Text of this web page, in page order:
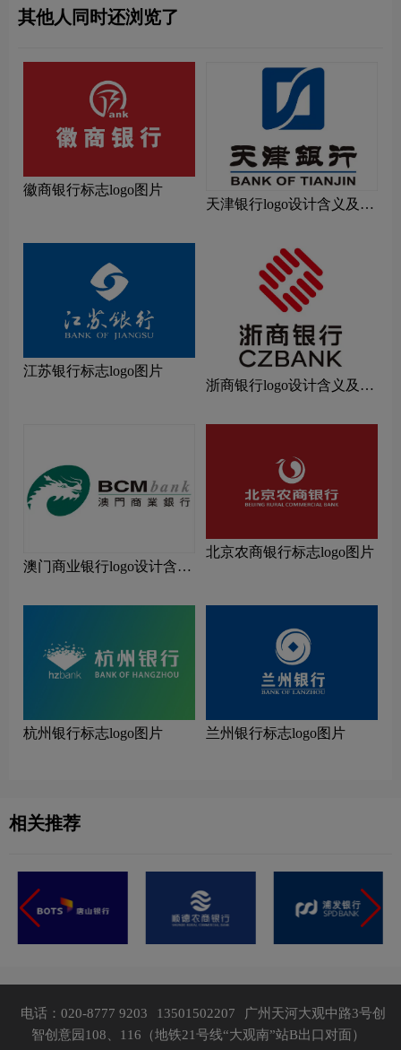
其他人同时还浏览了
徽商银行标志logo图片
天津银行logo设计含义及设
江苏银行标志logo图片
浙商银行logo设计含义及设
澳门商业银行logo设计含义
北京农商银行标志logo图片
杭州银行标志logo图片 兰州银行标志logo图片
相关推荐
电话：020-8777 9203 13501502207
广州天河大观中路3号创
智创意园108、116（地铁21号线“大观南”站B出口对面）